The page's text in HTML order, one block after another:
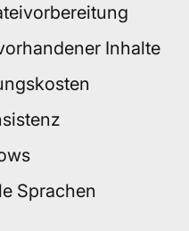
Inhalte
Sprachen